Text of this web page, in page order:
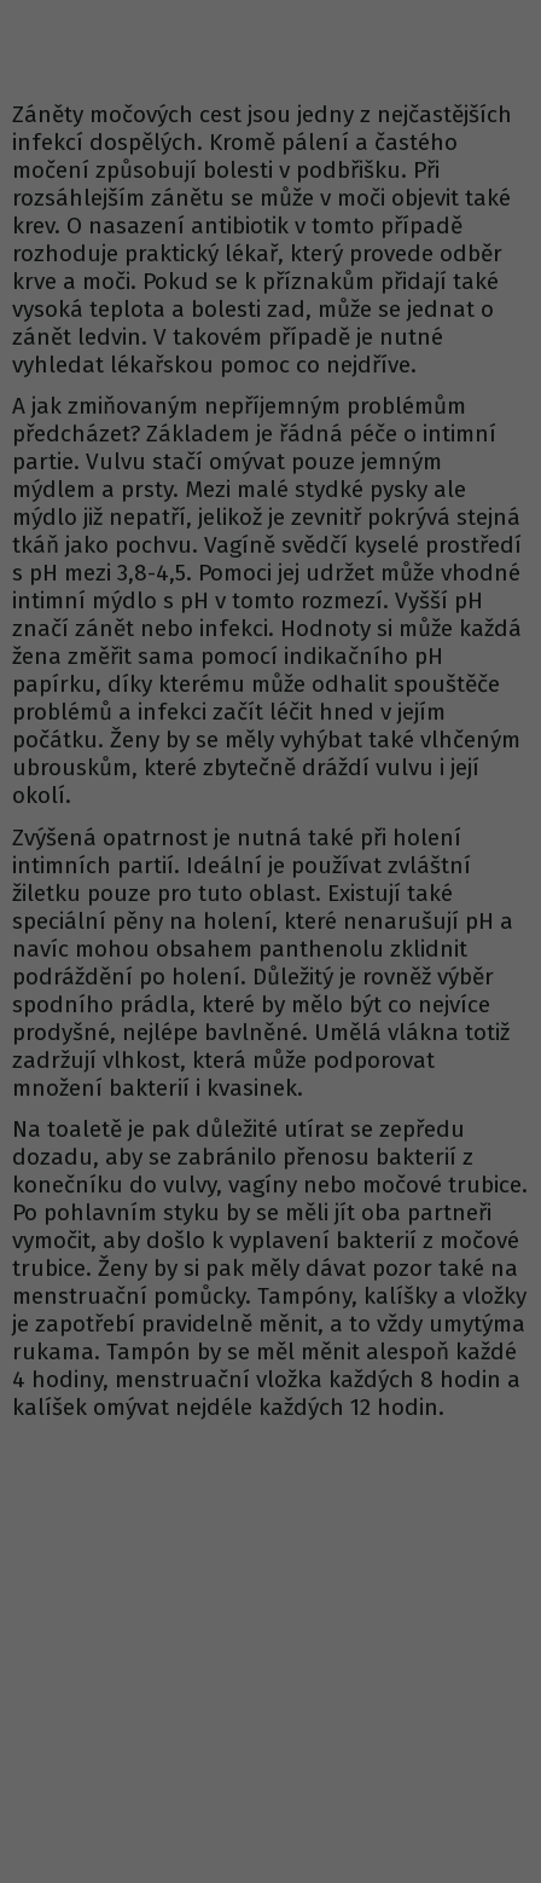
Záněty močových cest jsou jedny z nejčastějších
infekcí dospělých. Kromě pálení a častého
močení způsobují bolesti v podbřišku. Při
rozsáhlejším zánětu se může v moči objevit také
krev. O nasazení antibiotik v tomto případě
rozhoduje praktický lékař, který provede odběr
krve a moči. Pokud se k příznakům přidají také
vysoká teplota a bolesti zad, může se jednat o
zánět ledvin. V takovém případě je nutné
vyhledat lékařskou pomoc co nejdříve.
A jak zmiňovaným nepříjemným problémům
předcházet? Základem je řádná péče o intimní
partie. Vulvu stačí omývat pouze jemným
mýdlem a prsty. Mezi malé stydké pysky ale
mýdlo již nepatří, jelikož je zevnitř pokrývá stejná
tkáň jako pochvu. Vagíně svědčí kyselé prostředí
s pH mezi 3,8-4,5. Pomoci jej udržet může vhodné
intimní mýdlo s pH v tomto rozmezí. Vyšší pH
značí zánět nebo infekci. Hodnoty si může každá
žena změřit sama pomocí indikačního pH
papírku, díky kterému může odhalit spouštěče
problémů a infekci začít léčit hned v jejím
počátku. Ženy by se měly vyhýbat také vlhčeným
ubrouskům, které zbytečně dráždí vulvu i její
okolí.
Zvýšená opatrnost je nutná také při holení
intimních partií. Ideální je používat zvláštní
žiletku pouze pro tuto oblast. Existují také
speciální pěny na holení, které nenarušují pH a
navíc mohou obsahem panthenolu zklidnit
podráždění po holení. Důležitý je rovněž výběr
spodního prádla, které by mělo být co nejvíce
prodyšné, nejlépe bavlněné. Umělá vlákna totiž
zadržují vlhkost, která může podporovat
množení bakterií i kvasinek.
Na toaletě je pak důležité utírat se zepředu
dozadu, aby se zabránilo přenosu bakterií z
konečníku do vulvy, vagíny nebo močové trubice.
Po pohlavním styku by se měli jít oba partneři
vymočit, aby došlo k vyplavení bakterií z močové
trubice. Ženy by si pak měly dávat pozor také na
menstruační pomůcky. Tampóny, kalíšky a vložky
je zapotřebí pravidelně měnit, a to vždy umytýma
rukama. Tampón by se měl měnit alespoň každé
4 hodiny, menstruační vložka každých 8 hodin a
kalíšek omývat nejdéle každých 12 hodin.